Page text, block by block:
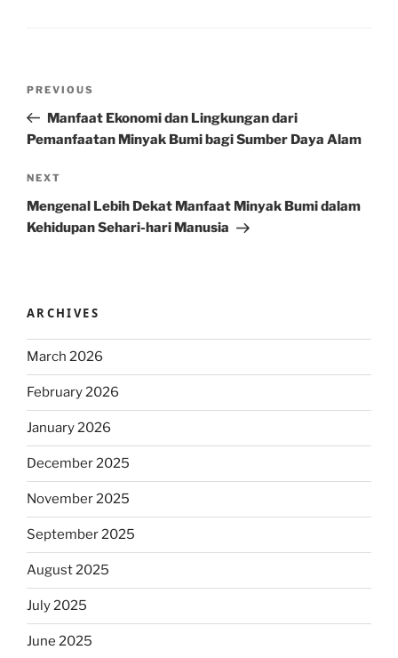
Previous
Post
PREVIOUS
Manfaat Ekonomi dan Lingkungan dari
Pemanfaatan Minyak Bumi bagi Sumber Daya Alam
Next
Post
NEXT
Mengenal Lebih Dekat Manfaat Minyak Bumi dalam
Kehidupan Sehari-hari Manusia
ARCHIVES
March 2026
February 2026
January 2026
December 2025
November 2025
September 2025
August 2025
July 2025
June 2025